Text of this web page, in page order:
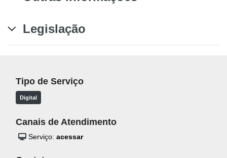
Legislação
Tipo de Serviço
Digital
Canais de Atendimento
Serviço: acessar